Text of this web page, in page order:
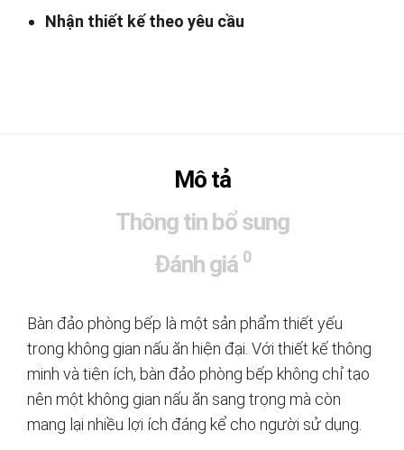
Nhận thiết kế theo yêu cầu
Mô tả
Thông tin bổ sung
Đánh giá 0
Bàn đảo phòng bếp là một sản phẩm thiết yếu
trong không gian nấu ăn hiện đại. Với thiết kế thông
minh và tiện ích, bàn đảo phòng bếp không chỉ tạo
nên một không gian nấu ăn sang trọng mà còn
mang lại nhiều lợi ích đáng kể cho người sử dụng.